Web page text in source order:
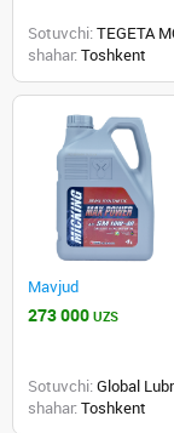
Sotuvchi: TEGETA
shahar: Toshkent
Mavjud
273 000 UZS
Sotuvchi: Global
shahar: Toshkent